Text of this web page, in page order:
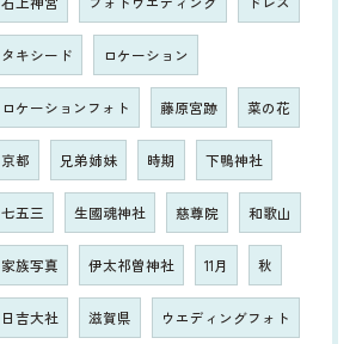
タキシード ロケーション
ロケーションフォト 藤原宮跡 菜の花
京都 兄弟姉妹 時期 下鴨神社
七五三 生國魂神社 慈尊院 和歌山
家族写真 伊太祁曽神社 11月 秋
日吉大社 滋賀県 ウエディングフォト